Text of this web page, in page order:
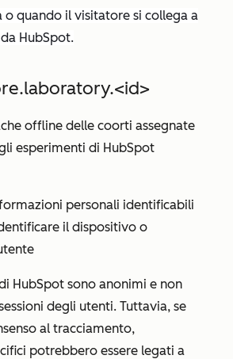
o quando il visitatore si collega a
HubSpot.
offline delle coorti assegnate
esperimenti di HubSpot
personali identificabili
il dispositivo o
HubSpot sono anonimi e non
degli utenti. Tuttavia, se
al tracciamento,
potrebbero essere legati a